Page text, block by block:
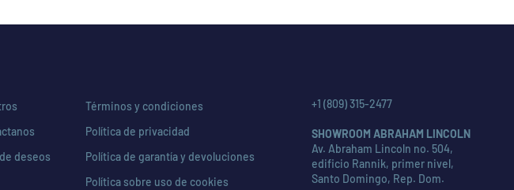
deseos
Términos y condiciones
Política de privacidad
Política de garantía y devoluciones
Política sobre uso de cookies
+1 (809) 315-2477
SHOWROOM ABRAHAM LINCOLN
Av. Abraham Lincoln no. 504,
edificio Rannik, primer nivel,
Santo Domingo, Rep. Dom.